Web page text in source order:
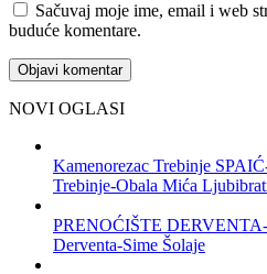
Sačuvaj moje ime, email i web
buduće komentare.
NOVI OGLASI
Kamenorezac Trebinje
Trebinje-Obala Mića
PRENOĆIŠTE DERVENTA-
Derventa-Sime Šolaje